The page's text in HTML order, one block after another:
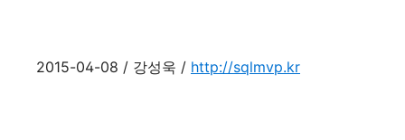
2015-04-08 / 강성욱 / http://sqlmvp.kr